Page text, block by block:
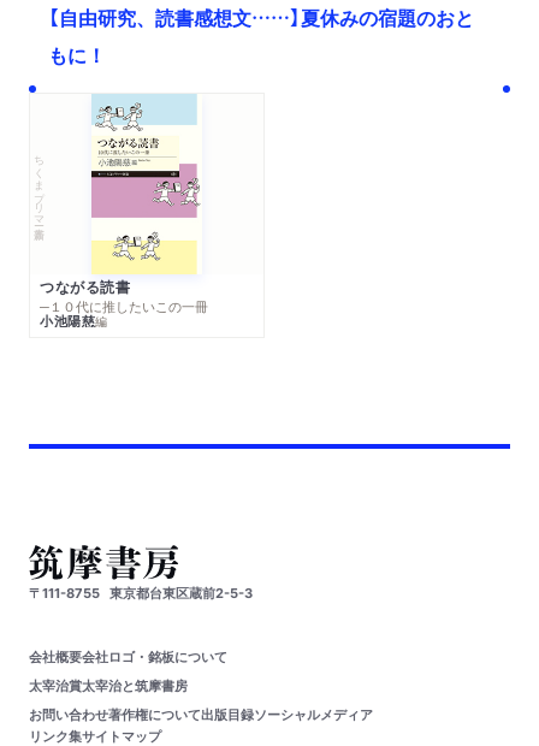
【自由研究、読書感想文……】夏休みの宿題のおと
もに！
ちくまプリマー新書
つながる読書
─１０代に推したいこの一冊
小池陽慈編
〒111-8755 東京都台東区蔵前2-5-3
会社概要会社ロゴ・銘板について
太宰治賞太宰治と筑摩書房
お問い合わせ著作権について出版目録ソーシャルメディア
リンク集サイトマップ